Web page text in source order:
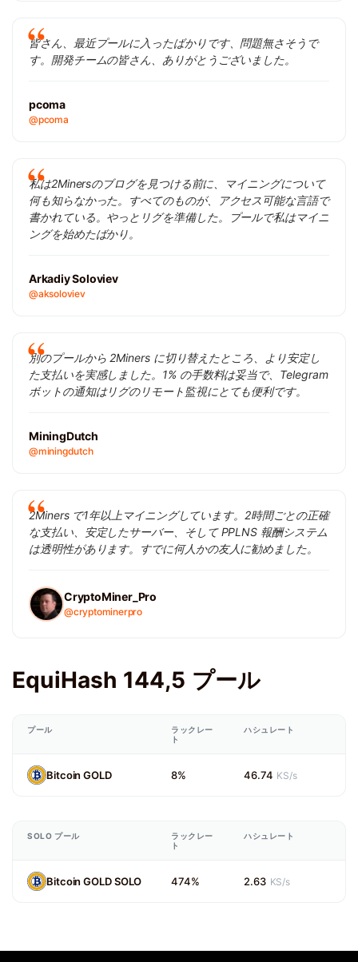
皆さん、最近プールに入ったばかりです、問題無さそうで
す。開発チームの皆さん、ありがとうございました。
pcoma
@pcoma
私は2Minersのブログを見つける前に、マイニングについて
何も知らなかった。すべてのものが、アクセス可能な言語で
書かれている。やっとリグを準備した。プールで私はマイニ
ングを始めたばかり。
Arkadiy Soloviev
@aksoloviev
別のプールから 2Miners に切り替えたところ、より安定し
た支払いを実感しました。1% の手数料は妥当で、Telegram
ボットの通知はリグのリモート監視にとても便利です。
MiningDutch
@miningdutch
2Miners で1年以上マイニングしています。2時間ごとの正確
な支払い、安定したサーバー、そして PPLNS 報酬システム
は透明性があります。すでに何人かの友人に勧めました。
CryptoMiner_Pro
@cryptominerpro
EquiHash 144,5 プール
プール
ラックレー
ト
ハシュレート
Bitcoin GOLD 8% 46.74 KS/s
SOLO プール
ラックレー
ト
ハシュレート
Bitcoin GOLD SOLO 474% 2.63 KS/s